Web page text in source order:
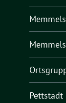
Pettstadt